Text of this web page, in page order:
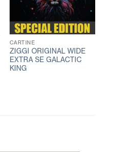
CARTINE
ZIGGI ORIGINAL WIDE
EXTRA SE GALACTIC
KING